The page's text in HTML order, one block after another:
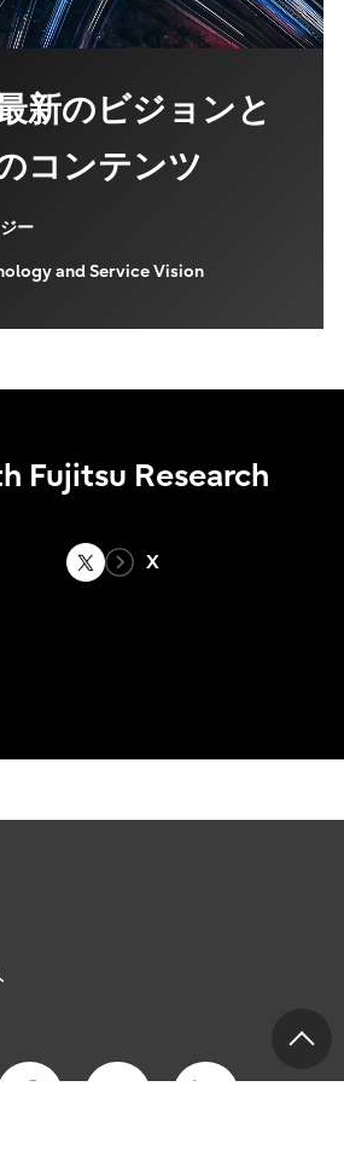
新のビジョンと
コンテンツ
ー
and Service Vision
Fujitsu Research
X